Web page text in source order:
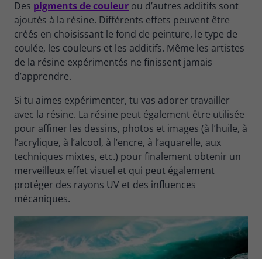
Des pigments de couleur ou d’autres additifs sont
ajoutés à la résine. Différents effets peuvent être
créés en choisissant le fond de peinture, le type de
coulée, les couleurs et les additifs. Même les artistes
de la résine expérimentés ne finissent jamais
d’apprendre.
Si tu aimes expérimenter, tu vas adorer travailler
avec la résine. La résine peut également être utilisée
pour affiner les dessins, photos et images (à l’huile, à
l’acrylique, à l’alcool, à l’encre, à l’aquarelle, aux
techniques mixtes, etc.) pour finalement obtenir un
merveilleux effet visuel et qui peut également
protéger des rayons UV et des influences
mécaniques.